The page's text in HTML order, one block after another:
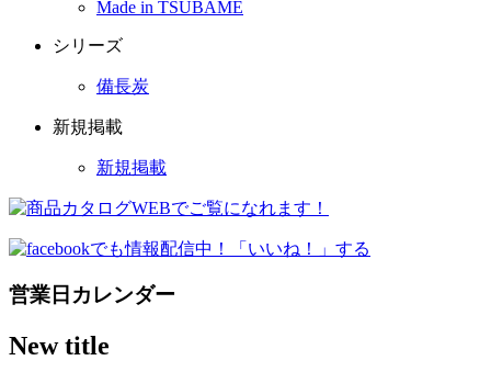
Made in TSUBAME
シリーズ
備長炭
新規掲載
新規掲載
営業日カレンダー
New title